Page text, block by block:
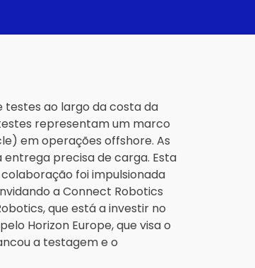
testes ao largo da costa da
representam um marco
em operações offshore. As
precisa de carga. Esta
foi impulsionada
a Connect Robotics
que está a investir no
Horizon Europe, que visa o
a testagem e o